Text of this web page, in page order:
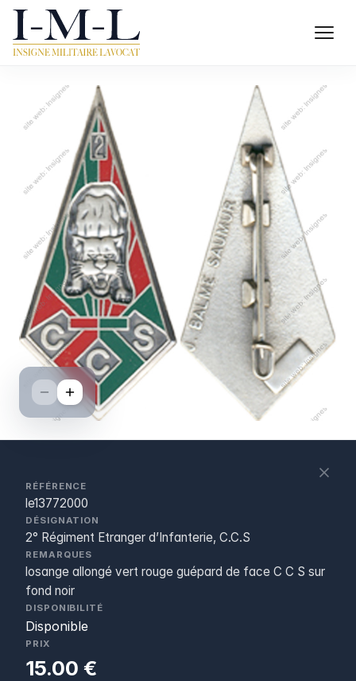
RÉFÉRENCE
le13772000
DÉSIGNATION
2° Régiment Etranger d’Infanterie, C.C.S
REMARQUES
losange allongé vert rouge guépard de face C C S sur
fond noir
DISPONIBILITÉ
Disponible
PRIX
15.00 €